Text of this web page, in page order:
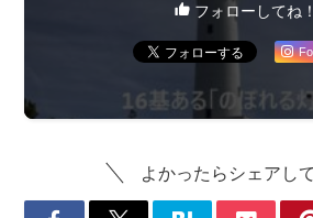
フォローしてね！
よかったらシェアし